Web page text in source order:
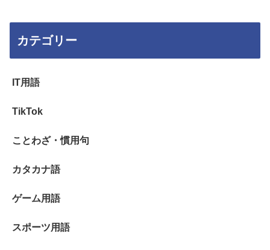
カテゴリー
IT用語
TikTok
ことわざ・慣用句
カタカナ語
ゲーム用語
スポーツ用語